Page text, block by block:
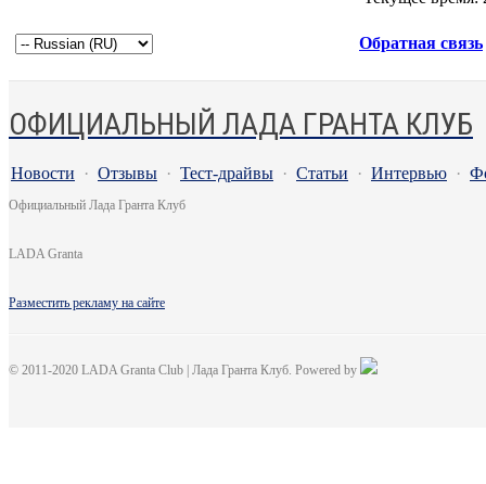
Обратная связь
ОФИЦИАЛЬНЫЙ ЛАДА ГРАНТА КЛУБ
Новости · Отзывы · Тест-драйвы · Статьи · Интервью ·
Официальный Лада Гранта Клуб
LADA Granta
Разместить рекламу на сайте
© 2011-2020 LADA Granta Club | Лада Гранта Клуб. Powered by